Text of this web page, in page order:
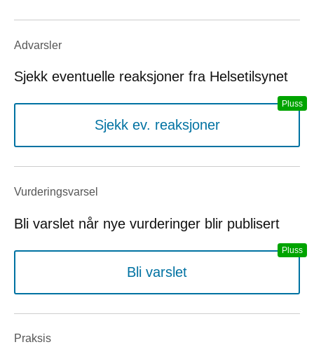
Advarsler
Sjekk eventuelle reaksjoner fra Helsetilsynet
Sjekk ev. reaksjoner
Vurderings­varsel
Bli varslet når nye vurderinger blir publisert
Bli varslet
Praksis